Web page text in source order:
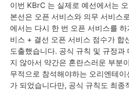
이번 KBrC 는 실제로 예선에서는
본선은 오픈 서비스와 의무 서비스
에서는 다시 한 번 오픈 서비스를
비스 + 결선 오픈 서비스 점수가 합
도출했습니다. 공식 규칙 및 규정과
지 않아서 약간은 혼란스러운 부분
무적으로 참석해야하는 오리엔테
가 되었습니다만, 공식 규칙도 최종